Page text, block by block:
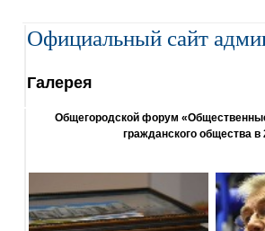
Официальный сайт
Галерея
Общегородской форум «Общественные
гражданского общества